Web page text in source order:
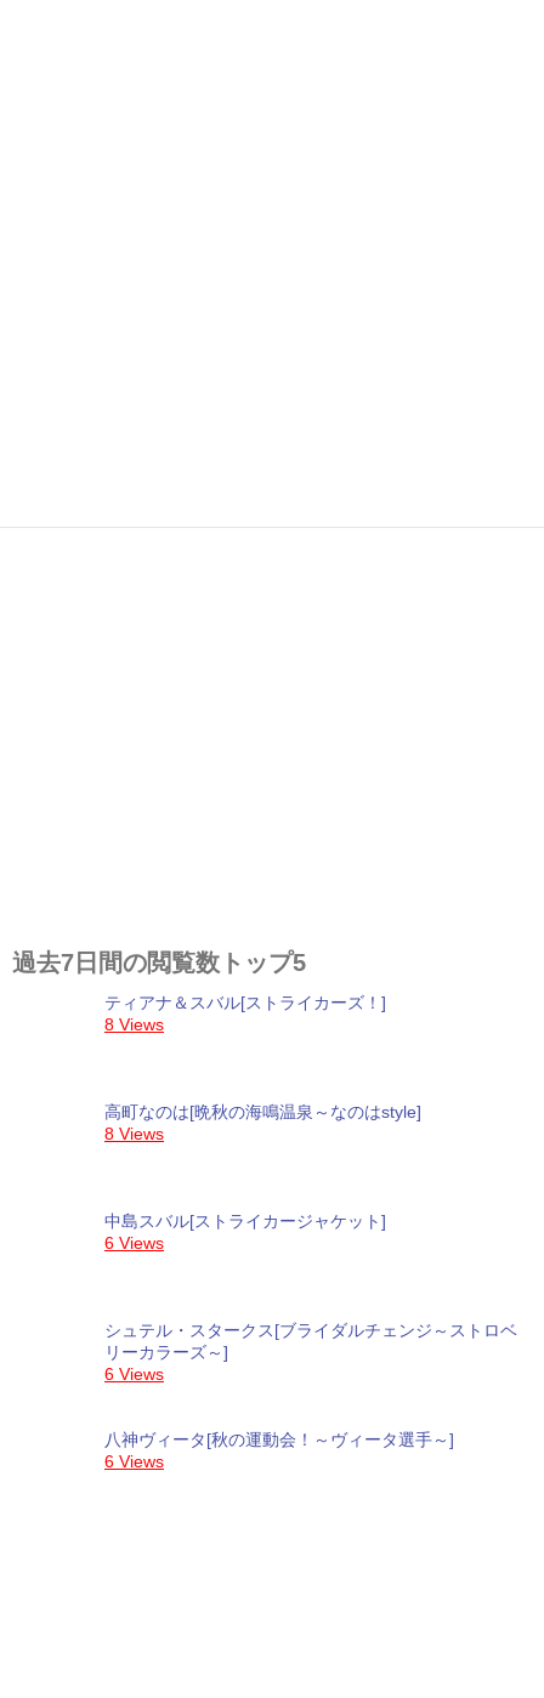
過去7日間の閲覧数トップ5
ティアナ＆スバル[ストライカーズ！]
8 Views
高町なのは[晩秋の海鳴温泉～なのはstyle]
8 Views
中島スバル[ストライカージャケット]
6 Views
シュテル・スタークス[ブライダルチェンジ～ストロベ
リーカラーズ～]
6 Views
八神ヴィータ[秋の運動会！～ヴィータ選手～]
6 Views